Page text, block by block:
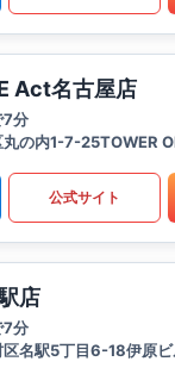
Act名古屋店
7分
の内1-7-25TOWER
公式サイト
店
7分
区名駅5丁目6-18伊原